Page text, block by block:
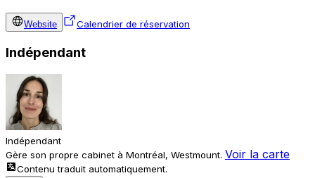
Website Calendrier de réservation
Indépendant
Indépendant
Gère son propre cabinet à Montréal, Westmount. Voir la carte
Contenu traduit automatiquement.